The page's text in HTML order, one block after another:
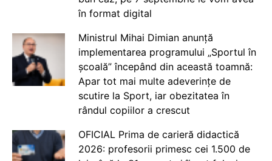
în format digital
Ministrul Mihai Dimian anunță
implementarea programului „Sportul în
școală” începând din această toamnă:
Apar tot mai multe adeverințe de
scutire la Sport, iar obezitatea în
rândul copiilor a crescut
OFICIAL Prima de carieră didactică
2026: profesorii primesc cei 1.500 de